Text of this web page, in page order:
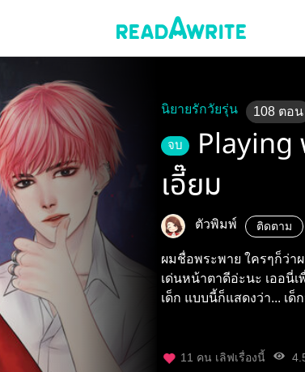
นิยายรักวัยรุ่น 108 ตอน
จบ
Playing
เอี๊ยม
ตัวพิมพ์ ติดตาม
ผมชื่อพระพาย ใครๆก็ว่
เด่นหน้าตาดีอ่ะนะ เออนี่
เด็ก แบบนี้ก็แสดงว่า... เ
11 คน เลิฟเรื่องนี้